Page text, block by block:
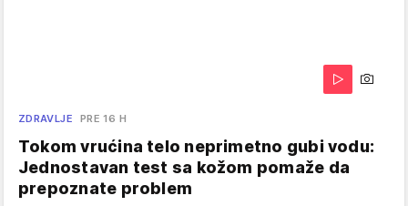
ZDRAVLJE PRE 16 H
Tokom vrućina telo neprimetno gubi vodu:
Jednostavan test sa kožom pomaže da
prepoznate problem